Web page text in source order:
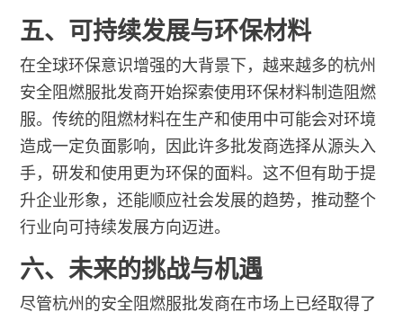
五、可持续发展与环保材料
在全球环保意识增强的大背景下，越来越多的杭州
安全阻燃服批发商开始探索使用环保材料制造阻燃
服。传统的阻燃材料在生产和使用中可能会对环境
造成一定负面影响，因此许多批发商选择从源头入
手，研发和使用更为环保的面料。这不但有助于提
升企业形象，还能顺应社会发展的趋势，推动整个
行业向可持续发展方向迈进。
六、未来的挑战与机遇
尽管杭州的安全阻燃服批发商在市场上已经取得了